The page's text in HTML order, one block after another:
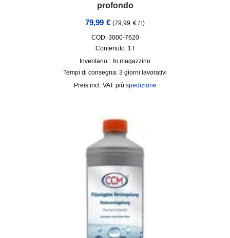
profondo
79,99 € (79,99 € /l)
COD: 3000-7620
Contenuto: 1
Inventario : In magazzino
Tempi di consegna: 3 giorni lavorativi
incl. VAT più spedizione